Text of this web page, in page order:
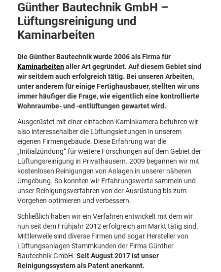
Günther Bautechnik GmbH –
Lüftungsreinigung und
Kaminarbeiten
Die Günther Bautechnik wurde 2006 als Firma für
Kaminarbeitenaller Art gegründet. Auf diesem Gebiet sind
wir seitdem auch erfolgreich tätig. Bei unseren Arbeiten,
unter anderem für einige Fertighausbauer, stellten wir uns
immer häufiger die Frage, wie eigentlich eine kontrollierte
Wohnraumbe- und -entlüftungen gewartet wird.
Ausgerüstet mit einer einfachen Kaminkamera befuhren wir
also interessehalber die Lüftungsleitungen in unserem
eigenen Firmengebäude. Diese Erfahrung war die
„Initialzündung“ für weitere Forschungen auf dem Gebiet der
Lüftungsreinigung in Privathäusern. 2009 begannen wir mit
kostenlosen Reinigungen von Anlagen in unserer näheren
Umgebung. So konnten wir Erfahrungswerte sammeln und
unser Reinigungsverfahren von der Ausrüstung bis zum
Vorgehen optimieren und verbessern.
Schließlich haben wir ein Verfahren entwickelt mit dem wir
nun seit dem Frühjahr 2012 erfolgreich am Markt tätig sind.
Mittlerweile sind diverse Firmen und sogar Hersteller von
Lüftungsanlagen Stammkunden der Firma Günther
Bautechnik GmbH. Seit August 2017 ist unser
Reinigungssystem als Patent anerkannt.